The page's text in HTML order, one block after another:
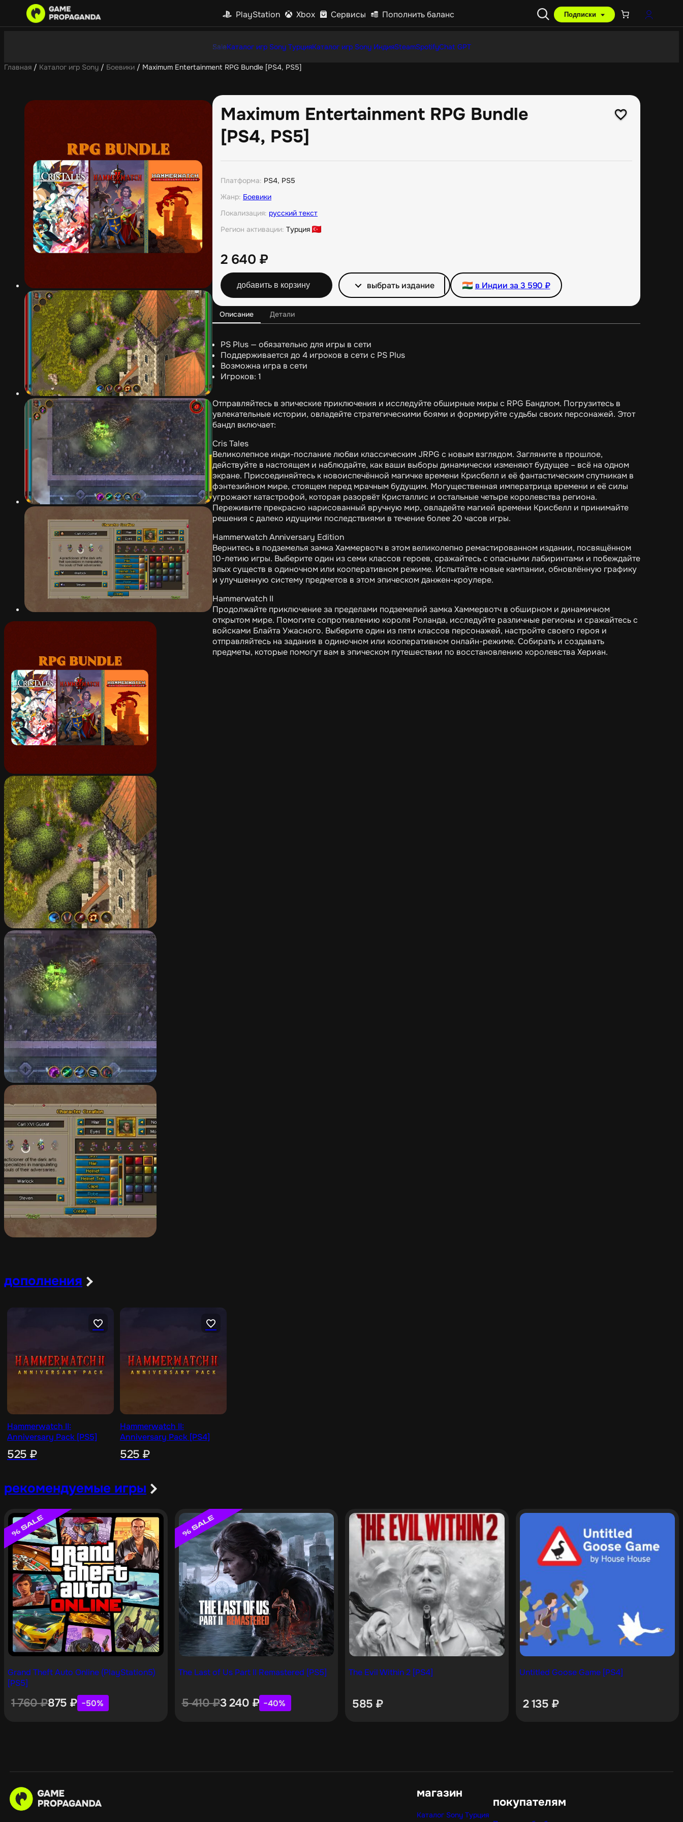
PlayStation Xbox Сервисы Пополнить баланс Подписки
SaleКаталог игр Sony ТурцияКаталог игр Sony ИндияSteamSpotifyChat GPT
Главная / Каталог игр Sony / Боевики / Maximum Entertainment RPG Bundle [PS4, PS5]
Maximum Entertainment RPG Bundle
[PS4, PS5]
Платформа: PS4, PS5
Жанр: Боевики
Локализация: русский текст
Регион активации: Турция
2 640 ₽
добавить в корзину выбрать издание в Индии за 3 590 ₽
Описание Детали
PS Plus — обязательно для игры в сети
Поддерживается до 4 игроков в сети с PS Plus
Возможна игра в сети
Игроков: 1
Отправляйтесь в эпические приключения и исследуйте обширные миры с RPG Бандлом. Погрузитесь в
увлекательные истории, овладейте стратегическими боями и формируйте судьбы своих персонажей. Этот
бандл включает:
Cris Tales
Великолепное инди-послание любви классическим JRPG с новым взглядом. Загляните в прошлое,
действуйте в настоящем и наблюдайте, как ваши выборы динамически изменяют будущее – всё на одном
экране. Присоединяйтесь к новоиспечённой магичке времени Крисбелл и её фантастическим спутникам в
фэнтезийном мире, стоящем перед мрачным будущим. Могущественная императрица времени и её силы
угрожают катастрофой, которая разорвёт Кристаллис и остальные четыре королевства региона.
Переживите прекрасно нарисованный вручную мир, овладейте магией времени Крисбелл и принимайте
решения с далеко идущими последствиями в течение более 20 часов игры.
Hammerwatch Anniversary Edition
Вернитесь в подземелья замка Хаммервотч в этом великолепно ремастированном издании, посвящённом
10-летию игры. Выберите один из семи классов героев, сражайтесь с опасными лабиринтами и побеждайте
злых существ в одиночном или кооперативном режиме. Испытайте новые кампании, обновлённую графику
и улучшенную систему предметов в этом эпическом данжен-кроулере.
Hammerwatch II
Продолжайте приключение за пределами подземелий замка Хаммервотч в обширном и динамичном
открытом мире. Помогите сопротивлению короля Роланда, исследуйте различные регионы и сражайтесь с
войсками Блайта Ужасного. Выберите один из пяти классов персонажей, настройте своего героя и
отправляйтесь на задания в одиночном или кооперативном онлайн-режиме. Собирать и создавать
предметы, которые помогут вам в эпическом путешествии по восстановлению королевства Хериан.
дополнения
Hammerwatch II:
Anniversary Pack [PS5]
525 ₽
Hammerwatch II:
Anniversary Pack [PS4]
525 ₽
рекомендуемые игры
Grand Theft Auto Online (PlayStation5)
[PS5]
1 760₽875 ₽ −50%
The Last of Us Part II Remastered [PS5]
5 410₽3 240 ₽ −40%
The Evil Within 2 [PS4]
585 ₽
Untitled Goose Game [PS4]
2 135 ₽
магазин
Каталог Sony Турция
покупателям